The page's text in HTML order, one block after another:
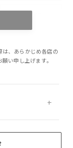
M&M CUSTOM
OWN
PORKCHOP GARAGE
ROTTWEILER
、あらかじめ各店の
い申し上げます。